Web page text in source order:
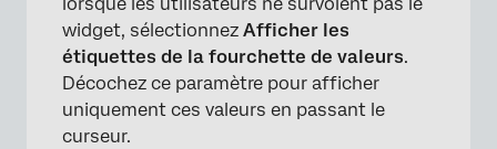
widget, sélectionnez Afficher les
étiquettes de la fourchette de valeurs.
Décochez ce paramètre pour afficher
uniquement ces valeurs en passant le
curseur.